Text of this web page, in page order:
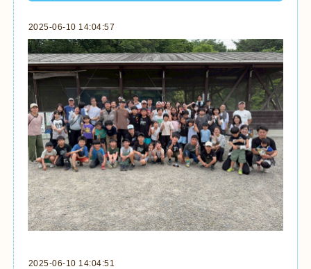
2025-06-10 14:04:57
2025-06-10 14:04:51